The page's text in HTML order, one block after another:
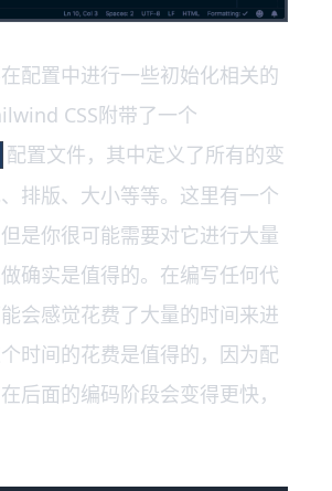
配置中进行一些初始化相关的
CSS附带了一个
配置文件，其中定义了所有的变
排版、大小等等。这里有一个
是你很可能需要对它进行大量
确实是值得的。在编写任何代
会感觉花费了大量的时间来进
时间的花费是值得的，因为配
后面的编码阶段会变得更快，